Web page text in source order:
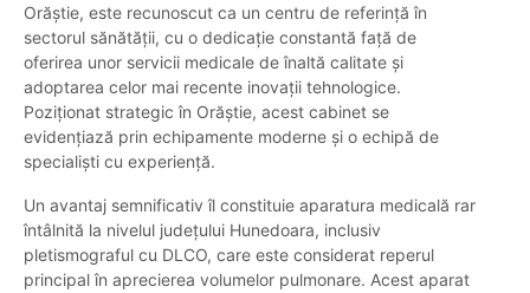
Orăștie, este recunoscut ca un centru de referință în
sectorul sănătății, cu o dedicație constantă față de
oferirea unor servicii medicale de înaltă calitate și
adoptarea celor mai recente inovații tehnologice.
Poziționat strategic în Orăștie, acest cabinet se
evidențiază prin echipamente moderne și o echipă de
specialiști cu experiență.
Un avantaj semnificativ îl constituie aparatura medicală rar
întâlnită la nivelul județului Hunedoara, inclusiv
pletismograful cu DLCO, care este considerat reperul
principal în aprecierea volumelor pulmonare. Acest aparat